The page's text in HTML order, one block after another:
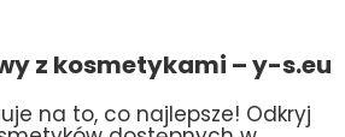
z kosmetykami – y-s.eu
na to, co najlepsze! Odkryj